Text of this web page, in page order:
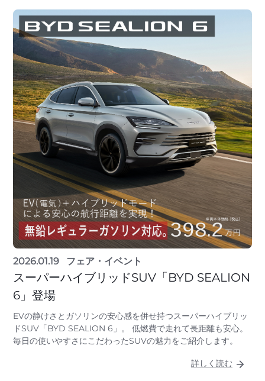
2026.01.19 フェア・イベント
スーパーハイブリッドSUV「BYD SEALION
6」登場
EVの静けさとガソリンの安心感を併せ持つスーパーハイブリッ
ドSUV「BYD SEALION 6」。 低燃費で走れて長距離も安心。
毎日の使いやすさにこだわったSUVの魅力をご紹介します。
詳しく読む